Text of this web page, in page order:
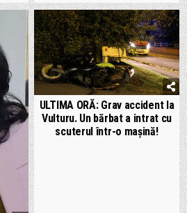
ULTIMA ORĂ: Grav accident la
Vulturu. Un bărbat a intrat cu
scuterul într-o mașină!